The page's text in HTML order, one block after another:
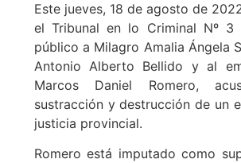
Este jueves, 18 de agosto de
el Tribunal en lo Criminal Nº
público a Milagro Amalia Ángela
Antonio Alberto Bellido y al
Marcos Daniel Romero,
sustracción y destrucción de un
justicia provincial.
Romero está imputado como